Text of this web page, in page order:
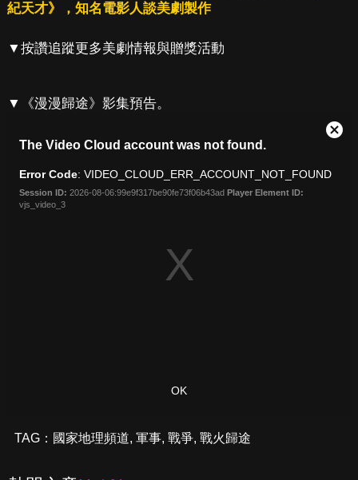
紀天才》，知名電影人談美劇製作
▼按讚追蹤更多美劇情報與贈獎活動
▼《漫漫歸途》影集預告。
TAG： 國家地理頻道, 軍事, 戰爭, 戰火歸途